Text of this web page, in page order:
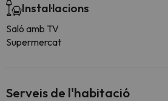
Instal·lacions
Saló amb TV
Supermercat
Serveis de l'habitació